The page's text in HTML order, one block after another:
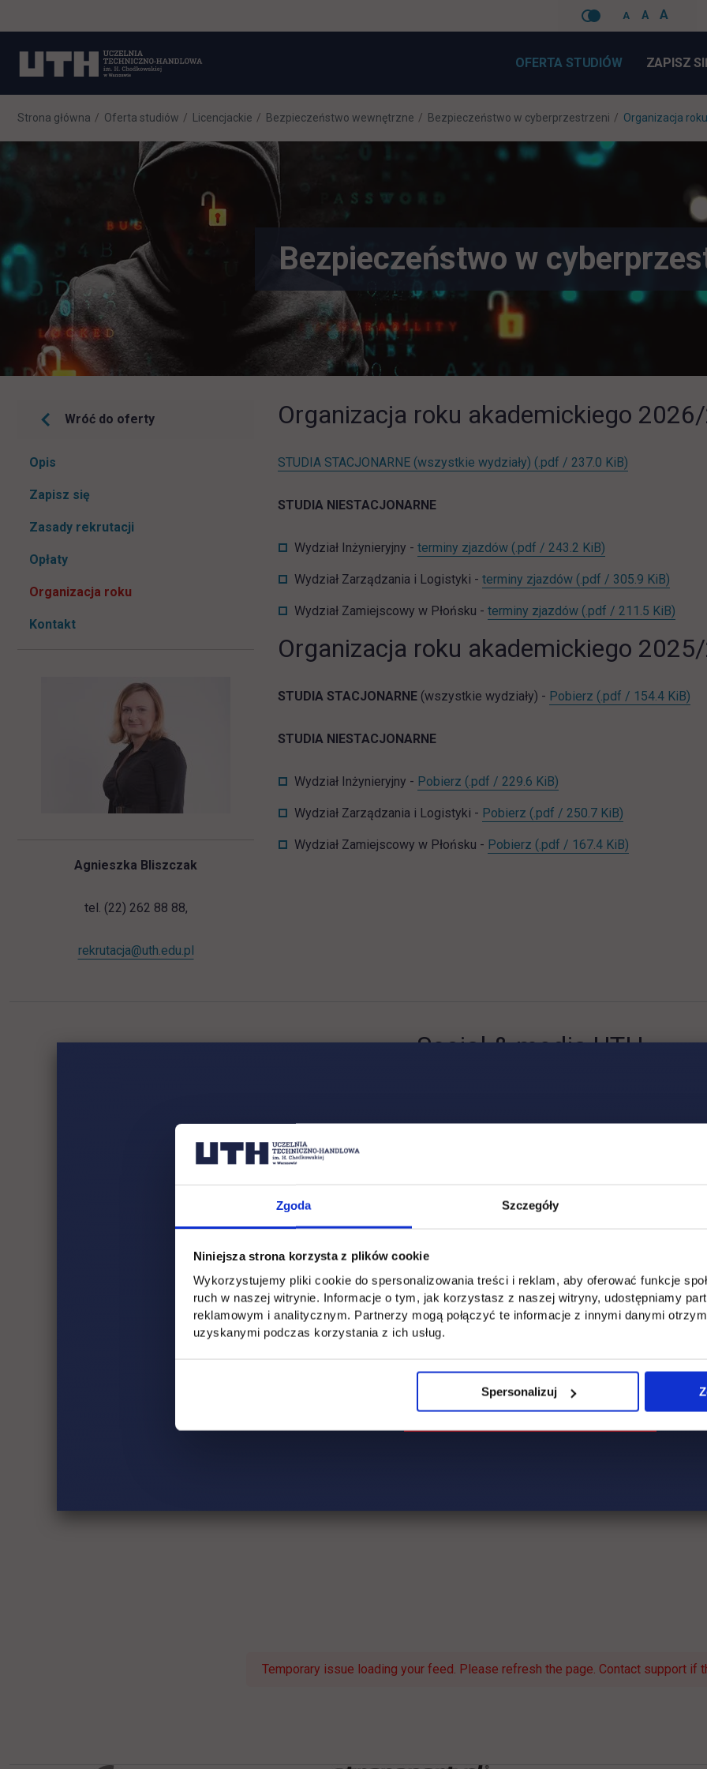
Zgoda Szczegóły
Niniejsza strona korzysta z plików cookie
Wykorzystujemy pliki cookie do spersonalizowania treści i reklam, aby oferować funkcje
ruch w naszej witrynie. Informacje o tym, jak korzystasz z naszej witryny, udostępniamy
reklamowym i analitycznym. Partnerzy mogą połączyć te informacje z innymi danymi
uzyskanymi podczas korzystania z ich usług.
Spersonalizuj
A A
A
nawigacje
OFERTA STUDIÓW ZAPISZ
Strona główna Oferta studiów Licencjackie Bezpieczeństwo wewnętrzne Bezpieczeństwo w cyberprzestrzeni Organizacja roku
Bezpieczeństwo w
Wróć do oferty
Pomiń
Opis
Zapisz się
Zasady rekrutacji
Opłaty
Organizacja roku
Kontakt
Agnieszka Bliszczak
tel. (22) 262 88 88,
rekrutacja@uth.edu.pl
Organizacja roku akademickiego
STUDIA STACJONARNE (wszystkie wydziały) (.pdf / 237.0 KiB)
STUDIA NIESTACJONARNE
Wydział Inżynieryjny - terminy zjazdów (.pdf / 243.2 KiB)
Wydział Zarządzania i Logistyki - terminy zjazdów (.pdf / 305.9 KiB)
Wydział Zamiejscowy w Płońsku - terminy zjazdów (.pdf / 211.5 KiB)
Organizacja roku akademickiego
STUDIA STACJONARNE (wszystkie wydziały) - Pobierz (.pdf / 154.4 KiB)
STUDIA NIESTACJONARNE
Wydział Inżynieryjny - Pobierz NST_WI_org_roku_2025_2026.pdf
(.pdf / 229.6 KiB)
Wydział Zarządzania i Logistyki - Pobierz (.pdf / 250.7 KiB)
Wydział Zamiejscowy w Płońsku - Pobierz (.pdf / 167.4 KiB)
Social & media UTH
Temporary issue loading your feed. Please refresh the page. Contact support if